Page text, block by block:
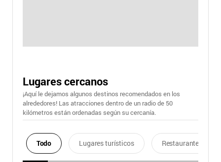
Lugares cercanos
¡Aquí le dejamos algunos destinos recomendados en los
alrededores! Las atracciones dentro de un radio de 50
kilómetros están ordenadas según su cercanía.
Todo Lugares turísticos Restaurantes